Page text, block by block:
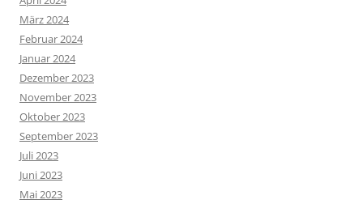
März 2024
Februar 2024
Januar 2024
Dezember 2023
November 2023
Oktober 2023
September 2023
Juli 2023
Juni 2023
Mai 2023